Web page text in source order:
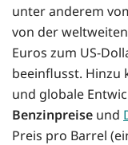
unter anderem
von der
Euros zum US-
beeinflusst. Hinzu
und globale
Benzinpreise und
Preis pro Barrel